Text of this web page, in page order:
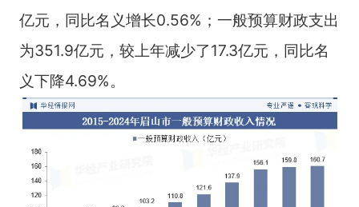
亿元，同比名义增长0.56%；一般预算财政支出
为351.9亿元，较上年减少了17.3亿元，同比名
义下降4.69%。